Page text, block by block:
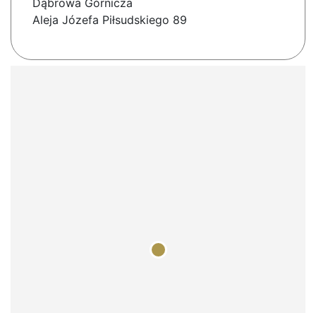
Dąbrowa Górnicza
Aleja Józefa Piłsudskiego 89